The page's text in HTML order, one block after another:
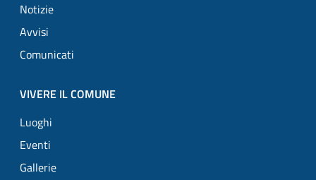
Notizie
Avvisi
Comunicati
VIVERE IL COMUNE
Luoghi
Eventi
Gallerie